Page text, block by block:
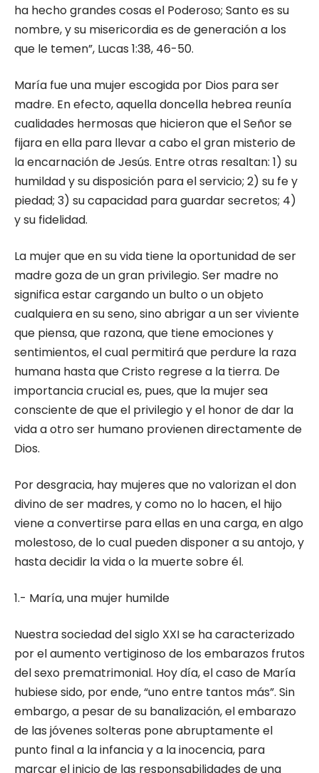
ha hecho grandes cosas el Poderoso; Santo es su
nombre, y su misericordia es de generación a los
que le temen”, Lucas 1:38, 46-50.
María fue una mujer escogida por Dios para ser
madre. En efecto, aquella doncella hebrea reunía
cualidades hermosas que hicieron que el Señor se
fijara en ella para llevar a cabo el gran misterio de
la encarnación de Jesús. Entre otras resaltan: 1) su
humildad y su disposición para el servicio; 2) su fe y
piedad; 3) su capacidad para guardar secretos; 4)
y su fidelidad.
La mujer que en su vida tiene la oportunidad de ser
madre goza de un gran privilegio. Ser madre no
significa estar cargando un bulto o un objeto
cualquiera en su seno, sino abrigar a un ser viviente
que piensa, que razona, que tiene emociones y
sentimientos, el cual permitirá que perdure la raza
humana hasta que Cristo regrese a la tierra. De
importancia crucial es, pues, que la mujer sea
consciente de que el privilegio y el honor de dar la
vida a otro ser humano provienen directamente de
Dios.
Por desgracia, hay mujeres que no valorizan el don
divino de ser madres, y como no lo hacen, el hijo
viene a convertirse para ellas en una carga, en algo
molestoso, de lo cual pueden disponer a su antojo, y
hasta decidir la vida o la muerte sobre él.
1.- María, una mujer humilde
Nuestra sociedad del siglo XXI se ha caracterizado
por el aumento vertiginoso de los embarazos frutos
del sexo prematrimonial. Hoy día, el caso de María
hubiese sido, por ende, “uno entre tantos más”. Sin
embargo, a pesar de su banalización, el embarazo
de las jóvenes solteras pone abruptamente el
punto final a la infancia y a la inocencia, para
marcar el inicio de las responsabilidades de una